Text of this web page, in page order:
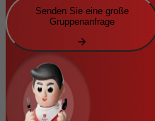
Senden Sie eine große
Gruppenanfrage